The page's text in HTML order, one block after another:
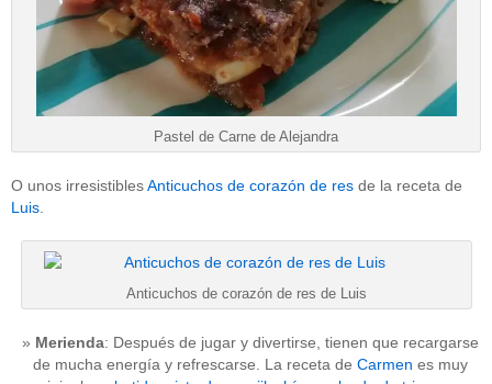
Pastel de Carne de Alejandra
O unos irresistiblesAnticuchos de corazón de res de la receta de
Luis.
Anticuchos de corazón de res de Luis
Merienda: Después de jugar y divertirse, tienen que recargarse
de mucha energía y refrescarse. La receta de Carmen es muy